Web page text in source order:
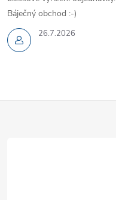
26.7.2026
Báječný obchod :-)